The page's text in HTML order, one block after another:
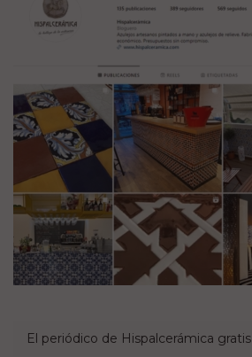
El periódico de Hispalcerámica gratis